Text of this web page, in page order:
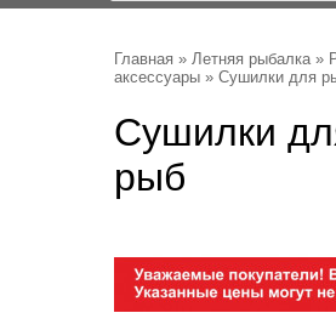
Главная » Летняя рыбалка»
аксессуары » Сушилки для
Сушилки
рыб